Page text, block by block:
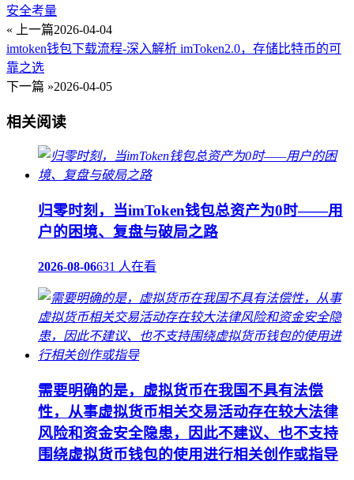
安全考量
« 上一篇2026-04-04
imtoken钱包下载流程-深入解析 imToken2.0，存储比特币的可
靠之选
下一篇 »2026-04-05
相关阅读
归零时刻，当imToken钱包总资产为0时——用
户的困境、复盘与破局之路
2026-08-06631 人在看
需要明确的是，虚拟货币在我国不具有法偿
性，从事虚拟货币相关交易活动存在较大法律
风险和资金安全隐患，因此不建议、也不支持
围绕虚拟货币钱包的使用进行相关创作或指导